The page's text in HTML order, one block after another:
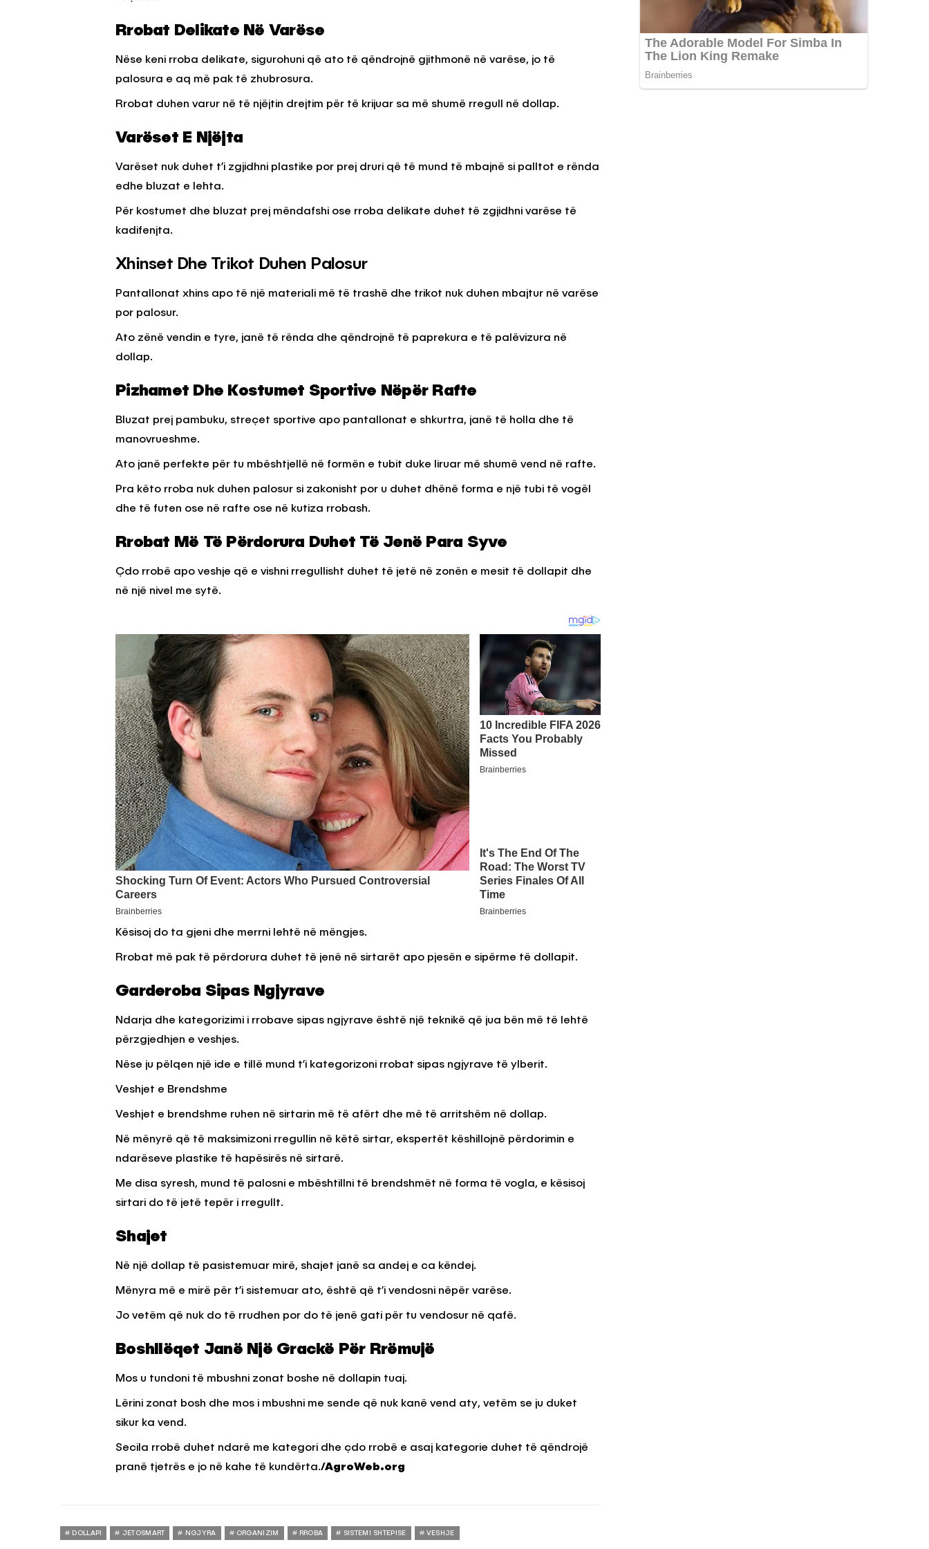
Rrobat Delikate Në Varëse
Nëse keni rroba delikate, sigurohuni që ato të qëndrojnë gjithmonë në varëse, jo të
palosura e aq më pak të zhubrosura.
Rrobat duhen varur në të njëjtin drejtim për të krijuar sa më shumë rregull në dollap.
Varëset E Njëjta
Varëset nuk duhet t’i zgjidhni plastike por prej druri që të mund të mbajnë si palltot e rënda
edhe bluzat e lehta.
Për kostumet dhe bluzat prej mëndafshi ose rroba delikate duhet të zgjidhni varëse të
kadifenjta.
Xhinset Dhe Trikot Duhen Palosur
Pantallonat xhins apo të një materiali më të trashë dhe trikot nuk duhen mbajtur në varëse
por palosur.
Ato zënë vendin e tyre, janë të rënda dhe qëndrojnë të paprekura e të palëvizura në
dollap.
Pizhamet Dhe Kostumet Sportive Nëpër Rafte
Bluzat prej pambuku, streçet sportive apo pantallonat e shkurtra, janë të holla dhe të
manovrueshme.
Ato janë perfekte për tu mbështjellë në formën e tubit duke liruar më shumë vend në rafte.
Pra këto rroba nuk duhen palosur si zakonisht por u duhet dhënë forma e një tubi të vogël
dhe të futen ose në rafte ose në kutiza rrobash.
Rrobat Më Të Përdorura Duhet Të Jenë Para Syve
Çdo rrobë apo veshje që e vishni rregullisht duhet të jetë në zonën e mesit të dollapit dhe
në një nivel me sytë.
Kësisoj do ta gjeni dhe merrni lehtë në mëngjes.
Rrobat më pak të përdorura duhet të jenë në sirtarët apo pjesën e sipërme të dollapit.
Garderoba Sipas Ngjyrave
Ndarja dhe kategorizimi i rrobave sipas ngjyrave është një teknikë që jua bën më të lehtë
përzgjedhjen e veshjes.
Nëse ju pëlqen një ide e tillë mund t’i kategorizoni rrobat sipas ngjyrave të ylberit.
Veshjet e Brendshme
Veshjet e brendshme ruhen në sirtarin më të afërt dhe më të arritshëm në dollap.
Në mënyrë që të maksimizoni rregullin në këtë sirtar, ekspertët këshillojnë përdorimin e
ndarëseve plastike të hapësirës në sirtarë.
Me disa syresh, mund të palosni e mbështillni të brendshmët në forma të vogla, e kësisoj
sirtari do të jetë tepër i rregullt.
Shajet
Në një dollap të pasistemuar mirë, shajet janë sa andej e ca këndej.
Mënyra më e mirë për t’i sistemuar ato, është që t’i vendosni nëpër varëse.
Jo vetëm që nuk do të rrudhen por do të jenë gati për tu vendosur në qafë.
Boshllëqet Janë Një Grackë Për Rrëmujë
Mos u tundoni të mbushni zonat boshe në dollapin tuaj.
Lërini zonat bosh dhe mos i mbushni me sende që nuk kanë vend aty, vetëm se ju duket
sikur ka vend.
Secila rrobë duhet ndarë me kategori dhe çdo rrobë e asaj kategorie duhet të qëndrojë
pranë tjetrës e jo në kahe të kundërta./AgroWeb.org
DOLLAPI JETOSMART NGJYRA ORGANIZIM RROBA SISTEMI SHTEPISE VESHJE